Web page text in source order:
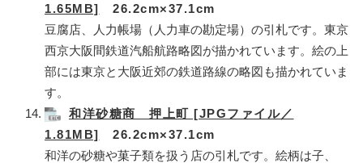
1.65MB] 26.2cm×37.1cm
豆腐店、人力帳場（人力車の勘定場）の引札です。東京
西京大阪間鉄道汽船航路略図が描かれています。絵の上
部には東京と大阪近郊の鉄道路線の略図も描かれていま
す。
和洋砂糖商 押上町 [JPGファイル／
1.81MB] 26.2cm×37.1cm
和洋の砂糖や菓子類を扱う店の引札です。絵柄は子、